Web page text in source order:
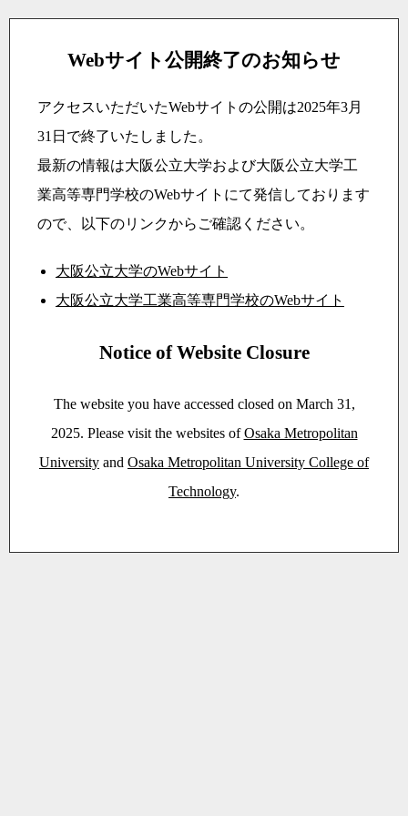
Webサイト公開終了のお知らせ
アクセスいただいたWebサイトの公開は2025年3月
31日で終了いたしました。
最新の情報は大阪公立大学および大阪公立大学工
業高等専門学校のWebサイトにて発信しております
ので、以下のリンクからご確認ください。
大阪公立大学のWebサイト
大阪公立大学工業高等専門学校のWebサイト
Notice of Website Closure
The website you have accessed closed on March 31,
2025. Please visit the websites ofOsaka Metropolitan
University and Osaka Metropolitan University College of
Technology.